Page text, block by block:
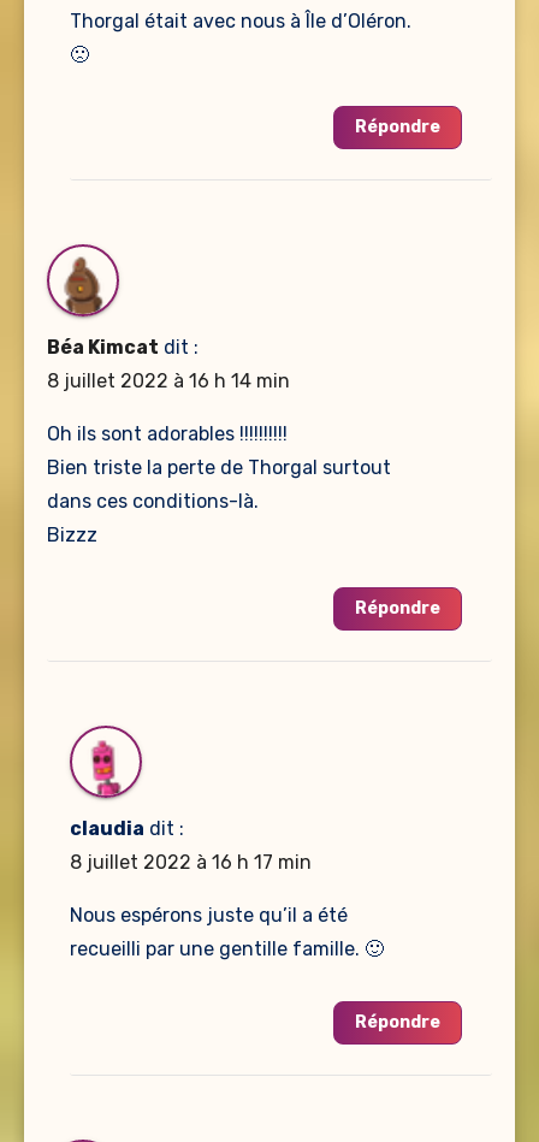
Thorgal était avec nous à Île d’Oléron.
🙁
Répondre
Béa Kimcat dit :
8 juillet 2022 à 16 h 14 min
Oh ils sont adorables !!!!!!!!!!
Bien triste la perte de Thorgal surtout
dans ces conditions-là.
Bizzz
Répondre
claudia dit :
8 juillet 2022 à 16 h 17 min
Nous espérons juste qu’il a été
recueilli par une gentille famille. 🙂
Répondre